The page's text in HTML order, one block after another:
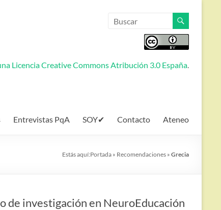
Licencia Creative Commons Atribución 3.0 España.
Entrevistas PqA SOY✔ Contacto Ateneo
Estás aquí:Portada » Recomendaciones » Grecia
de investigación en NeuroEducación